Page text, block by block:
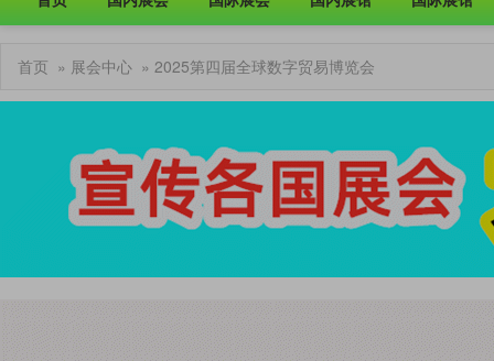
首页 » 展会中心 » 2025第四届全球数字贸易博览会